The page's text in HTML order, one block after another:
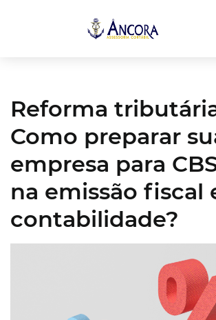
Reforma
Como preparar
empresa para
na emissão fiscal
contabilidade?